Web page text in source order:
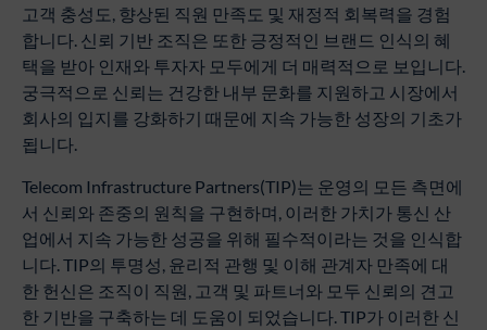
고객 충성도, 향상된 직원 만족도 및 재정적 회복력을 경험
합니다. 신뢰 기반 조직은 또한 긍정적인 브랜드 인식의 혜
택을 받아 인재와 투자자 모두에게 더 매력적으로 보입니다.
궁극적으로 신뢰는 건강한 내부 문화를 지원하고 시장에서
회사의 입지를 강화하기 때문에 지속 가능한 성장의 기초가
됩니다.
Telecom Infrastructure Partners(TIP)는 운영의 모든 측면에
서 신뢰와 존중의 원칙을 구현하며, 이러한 가치가 통신 산
업에서 지속 가능한 성공을 위해 필수적이라는 것을 인식합
니다. TIP의 투명성, 윤리적 관행 및 이해 관계자 만족에 대
한 헌신은 조직이 직원, 고객 및 파트너와 모두 신뢰의 견고
한 기반을 구축하는 데 도움이 되었습니다. TIP가 이러한 신